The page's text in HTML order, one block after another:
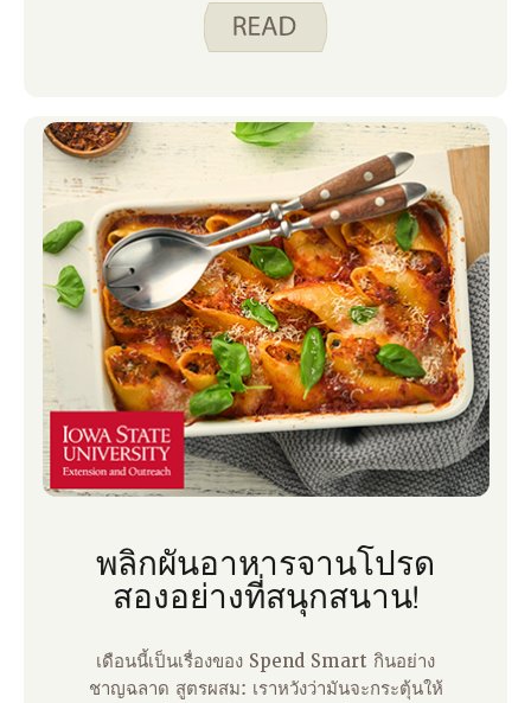
สูตร Cranberry Oatmeal Bars ของเราใน
การทําสิ่งที่ฉันเรียกว่า Apple Crisp Bars
พลิกผันอาหารจานโปรด
สองอย่างที่สนุกสนาน!
เดือนนี้เป็นเรื่องของ Spend Smart กินอย่าง
ชาญฉลาด สูตรผสม: เราหวังว่ามันจะกระตุ้นให้